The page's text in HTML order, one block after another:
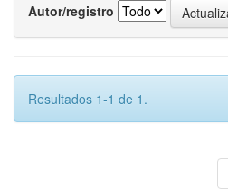
Autor/registro
Resultados 1-1 de 1.